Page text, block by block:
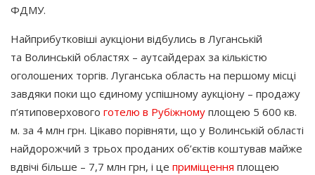
ФДМУ.
Найприбутковіші аукціони відбулись в Луганській
та Волинській областях – аутсайдерах за кількістю
оголошених торгів. Луганська область на першому місці
завдяки поки що єдиному успішному аукціону – продажу
п’ятиповерхового готелю в Рубіжному площею 5 600 кв.
м. за 4 млн грн. Цікаво порівняти, що у Волинській області
найдорожчий з трьох проданих об’єктів коштував майже
вдвічі більше – 7,7 млн грн, і це приміщення площею